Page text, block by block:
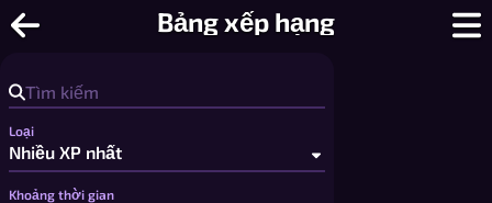
Bảng xếp hạng
Cờ Vây - Chơi Cờ Vây Online: Từ Bàn
Loại
Khoảng thời gian